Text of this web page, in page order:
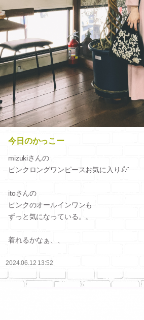
今日のかっこー
mizukiさんの
ピンクロングワンピースお気に入り♪̊̈♪̆̈
itoさんの
ピンクのオールインワンも
ずっと気になっている。。
着れるかなぁ、、
2024.06.12 13:52